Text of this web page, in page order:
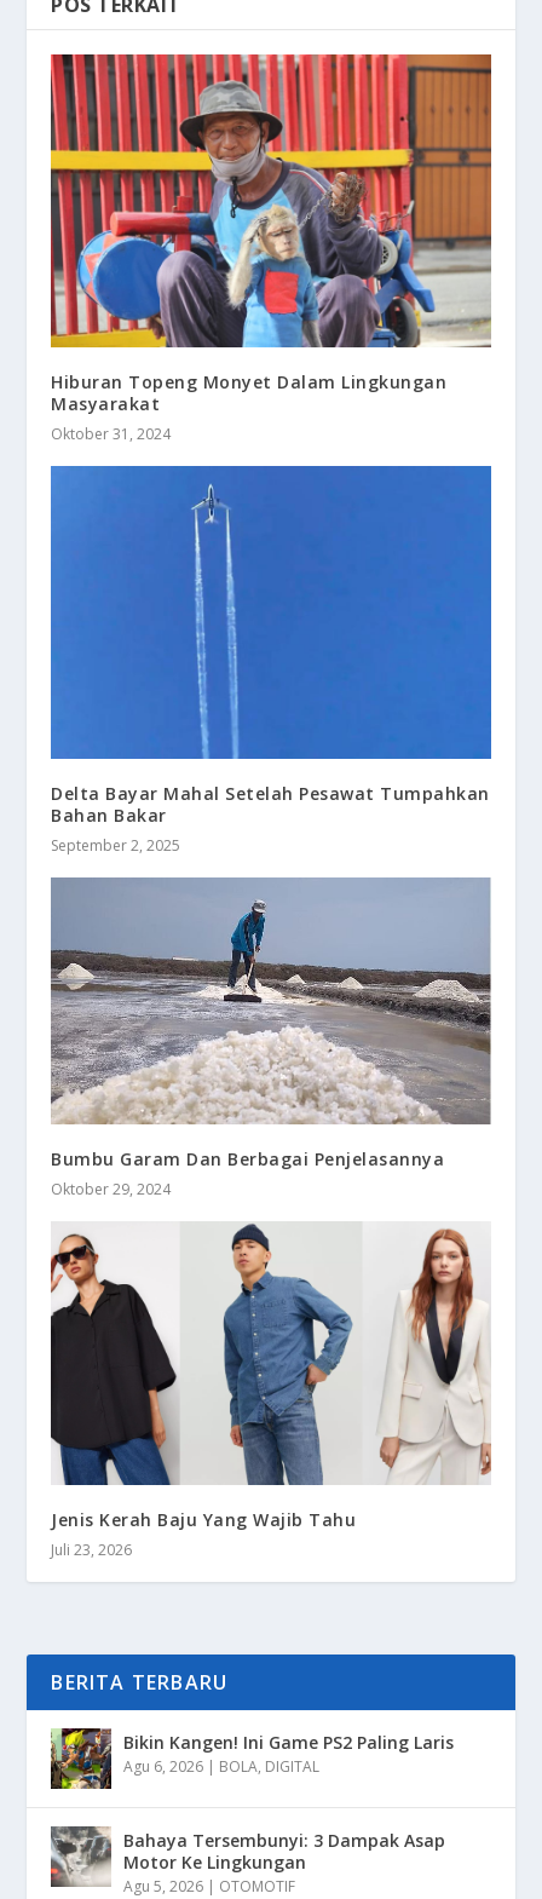
Hiburan Topeng Monyet Dalam Lingkungan
Masyarakat
Oktober 31, 2024
Delta Bayar Mahal Setelah Pesawat Tumpahkan
Bahan Bakar
September 2, 2025
Bumbu Garam Dan Berbagai Penjelasannya
Oktober 29, 2024
Jenis Kerah Baju Yang Wajib Tahu
Juli 23, 2026
BERITA TERBARU
Bikin Kangen! Ini Game PS2 Paling Laris
Agu 6, 2026 | BOLA, DIGITAL
Bahaya Tersembunyi: 3 Dampak Asap
Motor Ke Lingkungan
Agu 5, 2026 | OTOMOTIF